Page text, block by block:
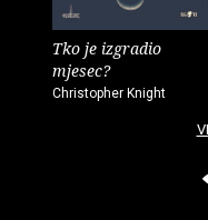
Tko je izgradio
mjesec?
Christopher Knight